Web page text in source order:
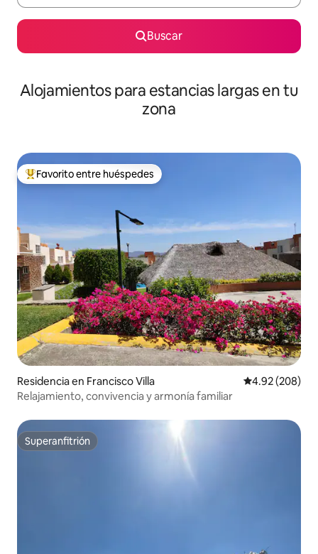
Buscar
Alojamientos para estancias largas en tu
zona
De los mejores en Favorito entre huéspedes
Favorito entre huéspedes
Residencia en Francisco Villa Calificación
4.92 (208)
Relajamiento, convivencia y armonía familiar
Superanfitrión
Superanfitrión